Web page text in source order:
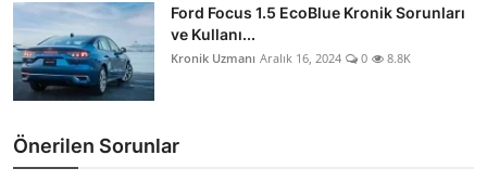
Ford Focus 1.5 EcoBlue Kronik Sorunları
ve Kullanı...
Kronik Uzmanı Aralık 16, 2024 0 8.8K
Önerilen Sorunlar